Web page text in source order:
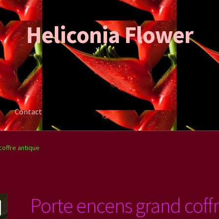
Heliconia Flower
Contact
de la commande
antique
Porte encens grand